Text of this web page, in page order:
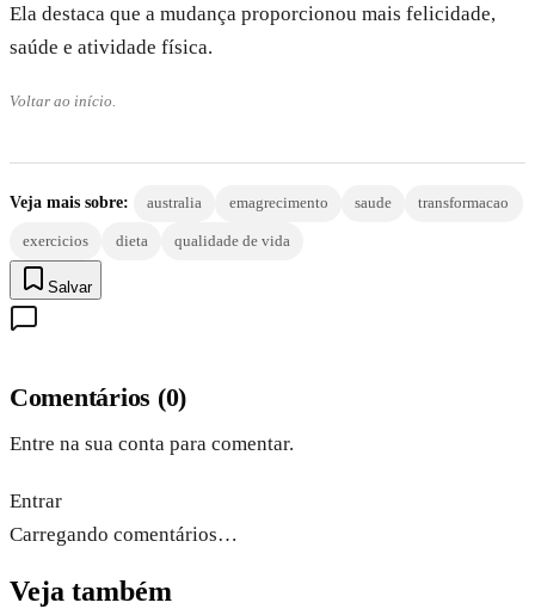
Ela destaca que a mudança proporcionou mais felicidade,
saúde e atividade física.
Voltar ao início.
Veja mais sobre: australia emagrecimento saude transformacao
exercicios dieta qualidade de vida
Salvar
Comentários (0)
Entre na sua conta para comentar.
Entrar
Carregando comentários…
Veja também